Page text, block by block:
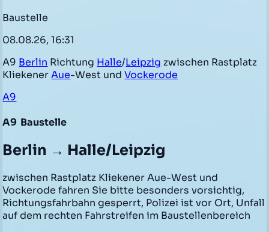
Baustelle
08.08.26, 16:31
A9 Berlin Richtung Halle/Leipzig zwischen Rastplatz
KliekenerAue-West undVockerode
A9
A9 Baustelle
Berlin → Halle/Leipzig
zwischen Rastplatz Kliekener Aue-West und
Vockerode fahren Sie bitte besonders vorsichtig,
Richtungsfahrbahn gesperrt, Polizei ist vor Ort, Unfall
auf dem rechten Fahrstreifen im Baustellenbereich